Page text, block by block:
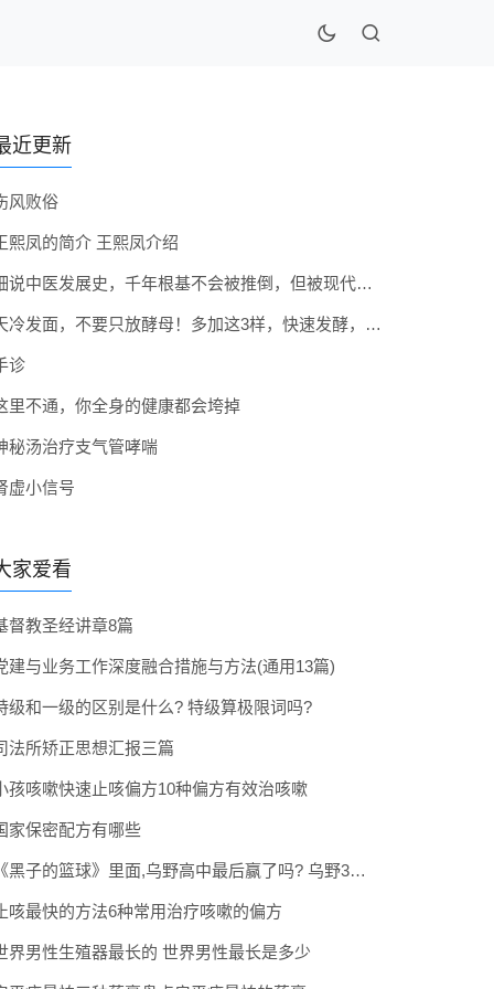
近更新
风败俗
熙凤的简介 王熙凤介绍
细说中医发展史，千年根基不会被推倒，但被现代医疗模式堵住出路
天冷发面，不要只放酵母！多加这3样，快速发酵，蓬松香软弹性十足
诊
里不通，你全身的健康都会垮掉
秘汤治疗支气管哮喘
虚小信号
家爱看
督教圣经讲章8篇
建与业务工作深度融合措施与方法(通用13篇)
级和一级的区别是什么? 特级算极限词吗?
法所矫正思想汇报三篇
孩咳嗽快速止咳偏方10种偏方有效治咳嗽
家保密配方有哪些
《黑子的篮球》里面,乌野高中最后赢了吗? 乌野3年拿到全国冠军了吗
咳最快的方法6种常用治疗咳嗽的偏方
界男性生殖器最长的 世界男性最长是多少